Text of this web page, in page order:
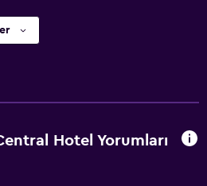
Hotel Yorumları